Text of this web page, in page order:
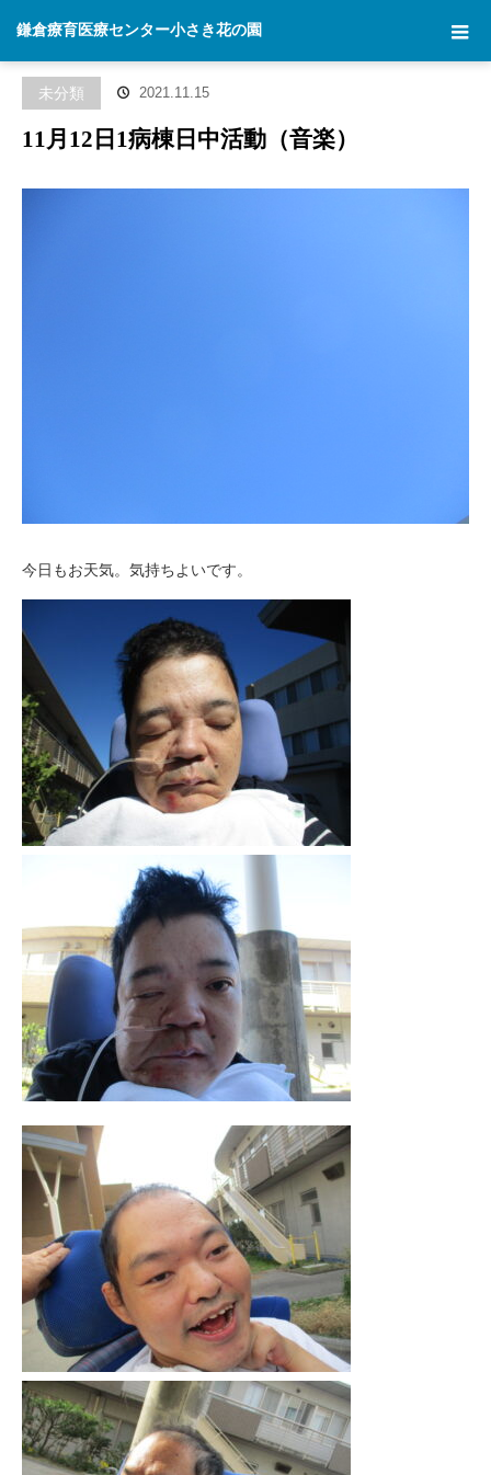
鎌倉療育医療センター小さき花の園
ブログ
未分類 11月12日1病棟日中活動（音楽）
未分類 2021.11.15
11月12日1病棟日中活動（音楽）
今日もお天気。気持ちよいです。